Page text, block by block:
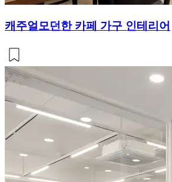
캐주얼모던한 카페 가구 인테리어